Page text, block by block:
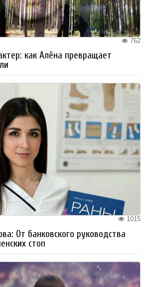
762
как Алёна превращает
1015
От банковского руководства
стоп